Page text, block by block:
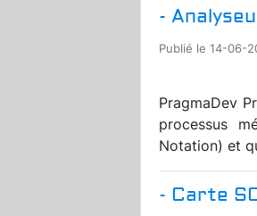
-
Publié le 14-06-
PragmaDev
processus
Notation) et
- Carte